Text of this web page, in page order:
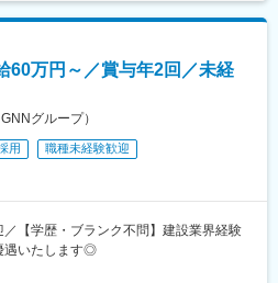
60万円～／賞与年2回／未経
グループ）
用
職種未経験歓迎
【学歴・ブランク不問】建設業界経験
遇いたします◎